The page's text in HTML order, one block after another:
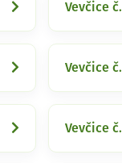
Vevčice
Vevčice
Vevčice